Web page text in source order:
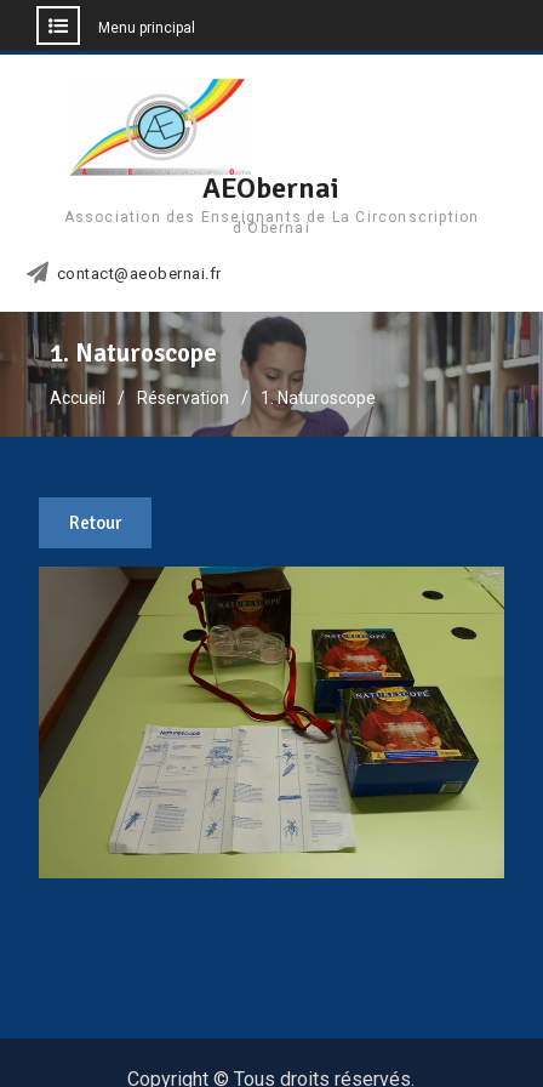
Menu principal
AEObernai
Association des Enseignants de La Circonscription
d'Obernai
contact@aeobernai.fr
1. Naturoscope
Accueil Réservation 1. Naturoscope
Copyright © Tous droits réservés.